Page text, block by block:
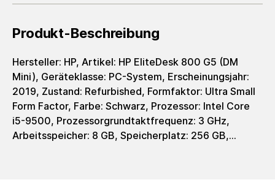
Produkt-Beschreibung
Hersteller: HP, Artikel: HP EliteDesk 800 G5 (DM
Mini), Geräteklasse: PC-System, Erscheinungsjahr:
2019, Zustand: Refurbished, Formfaktor: Ultra Small
Form Factor, Farbe: Schwarz, Prozessor: Intel Core
i5-9500, Prozessorgrundtaktfrequenz: 3 GHz,
Arbeitsspeicher: 8 GB, Speicherplatz: 256 GB,